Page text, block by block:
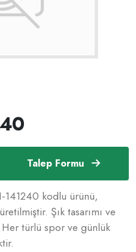
Talep Formu
141240 kodlu ürünü,
Şık tasarımı ve
Her türlü spor ve günlük